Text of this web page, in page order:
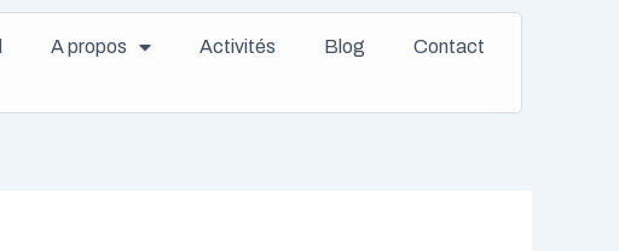
A propos Activités Blog Contact